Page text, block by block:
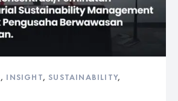
, INSIGHT, SUSTAINABILITY,